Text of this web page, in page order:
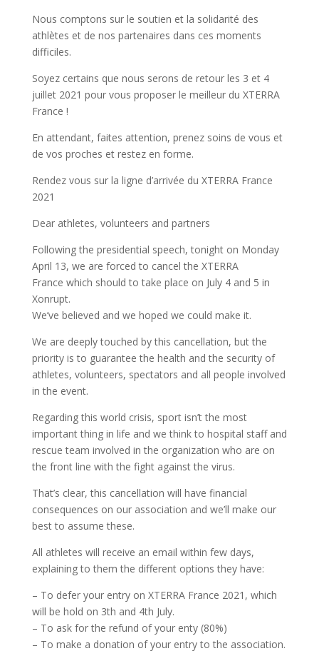
Nous comptons sur le soutien et la solidarité des
athlètes et de nos partenaires dans ces moments
difficiles.
Soyez certains que nous serons de retour les 3 et 4
juillet 2021 pour vous proposer le meilleur du XTERRA
France !
En attendant, faites attention, prenez soins de vous et
de vos proches et restez en forme.
Rendez vous sur la ligne d’arrivée du XTERRA France
2021
Dear athletes, volunteers and partners
Following the presidential speech, tonight on Monday
April 13, we are forced to cancel the XTERRA
France which should to take place on July 4 and 5 in
Xonrupt.
We’ve believed and we hoped we could make it.
We are deeply touched by this cancellation, but the
priority is to guarantee the health and the security of
athletes, volunteers, spectators and all people involved
in the event.
Regarding this world crisis, sport isn’t the most
important thing in life and we think to hospital staff and
rescue team involved in the organization who are on
the front line with the fight against the virus.
That’s clear, this cancellation will have financial
consequences on our association and we’ll make our
best to assume these.
All athletes will receive an email within few days,
explaining to them the different options they have:
– To defer your entry on XTERRA France 2021, which
will be hold on 3th and 4th July.
– To ask for the refund of your enty (80%)
– To make a donation of your entry to the association.